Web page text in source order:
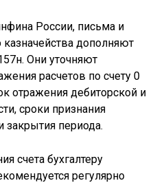
России, письма и
дополняют
Они уточняют
расчетов по счету 0
отражения дебиторской и
сроки признания
закрытия периода.
счета бухгалтеру
регулярно